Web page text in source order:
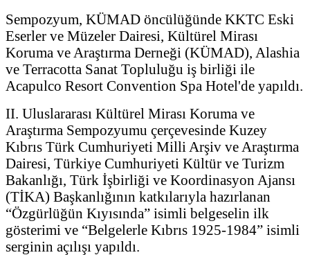
Sempozyum, KÜMAD öncülüğünde KKTC Eski
Eserler ve Müzeler Dairesi, Kültürel Mirası
Koruma ve Araştırma Derneği (KÜMAD), Alashia
ve Terracotta Sanat Topluluğu iş birliği ile
Acapulco Resort Convention Spa Hotel'de yapıldı.
II. Uluslararası Kültürel Mirası Koruma ve
Araştırma Sempozyumu çerçevesinde Kuzey
Kıbrıs Türk Cumhuriyeti Milli Arşiv ve Araştırma
Dairesi, Türkiye Cumhuriyeti Kültür ve Turizm
Bakanlığı, Türk İşbirliği ve Koordinasyon Ajansı
(TİKA) Başkanlığının katkılarıyla hazırlanan
“Özgürlüğün Kıyısında” isimli belgeselin ilk
gösterimi ve “Belgelerle Kıbrıs 1925-1984” isimli
serginin açılışı yapıldı.